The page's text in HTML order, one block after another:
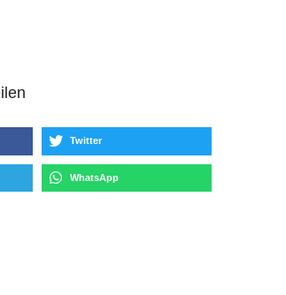
Twitter
WhatsApp